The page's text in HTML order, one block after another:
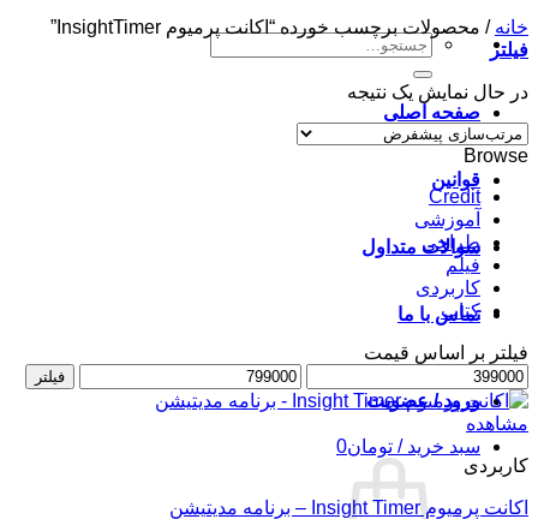
جستجو
صفحه اصلی
قوانین
سوالات متداول
تماس با ما
ورود / عضویت
سبد خرید / تومان0
خانه / محصولات برچسب خورده “اکانت پرمیوم InsightTimer”
فیلتر
در حال نمایش یک نتیجه
Browse
Credit
آموزشی
طراحی
فیلم
کاربردی
کتاب
فیلتر بر اساس قیمت
حداقل
قیمت
حداکثر
قیمت
فیلتر
مشاهده
کاربردی
اکانت پرمیوم Insight Timer – برنامه مدیتیشن